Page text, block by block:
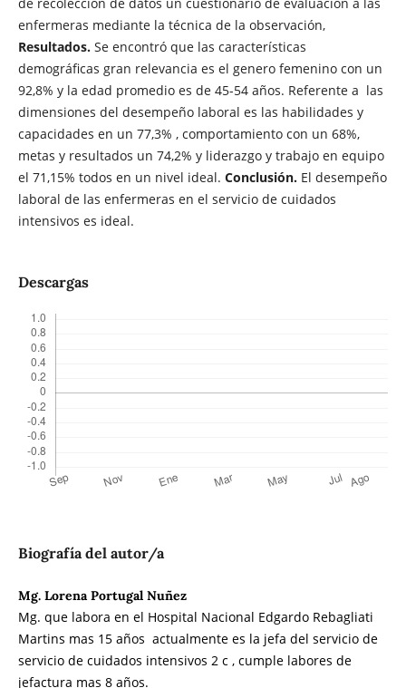
enfermeras mediante la técnica de la observación,
Resultados.Se encontró que las características
demográficas gran relevancia es el genero femenino con un
92,8% y la edad promedio es de 45-54 años. Referente a las
dimensiones del desempeño laboral es las habilidades y
capacidades en un 77,3% , comportamiento con un 68%,
metas y resultados un 74,2% y liderazgo y trabajo en equipo
el 71,15% todos en un nivel ideal. Conclusión. El desempeño
laboral de las enfermeras en el servicio de cuidados
intensivos es ideal.
Descargas
Biografía del autor/a
Mg. Lorena Portugal Nuñez
Mg. que labora en el Hospital Nacional Edgardo Rebagliati
Martins mas 15 años actualmente es la jefa del servicio de
servicio de cuidados intensivos 2 c , cumple labores de
jefactura mas 8 años.